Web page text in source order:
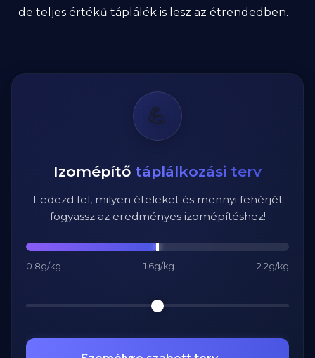
de teljes értékű táplálék is lesz az étrendedben.
💪
Izomépítő táplálkozási terv
Fedezd fel, milyen ételeket és mennyi fehérjét
fogyassz az eredményes izomépítéshez!
0.8g/kg 1.6g/kg 2.2g/kg